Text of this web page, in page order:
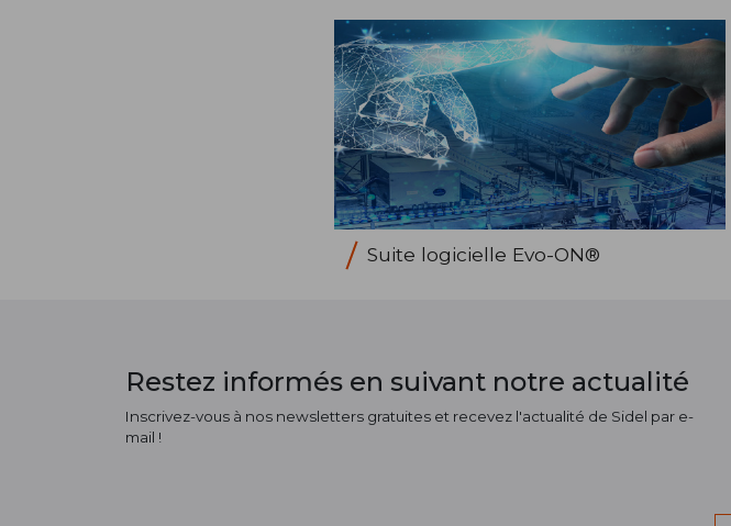
Suite logicielle Evo-ON®
Restez informés en suivant notre actualité
Inscrivez-vous à nos newsletters gratuites et recevez l'actualité de Sidel par e-
mail !